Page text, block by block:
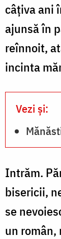
câţiva ani
ajunsă în
reînnoit,
incinta
Vezi și:
Intrăm.
bisericii,
se
un român,